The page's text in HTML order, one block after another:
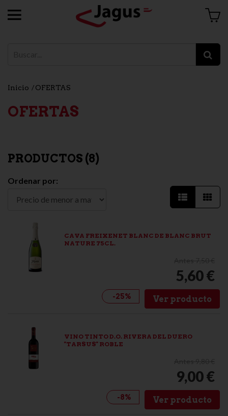
Inicio OFERTAS
OFERTAS
PRODUCTOS (8)
Ordenar por:
CAVA FREIXENET BLANC DE BLANC BRUT
NATURE 75CL.
5,60 €
Ver producto
-25%
VINO TINTO D.O. RIVERA DEL DUERO
''TARSUS'' ROBLE
9,00 €
Ver producto
-8%